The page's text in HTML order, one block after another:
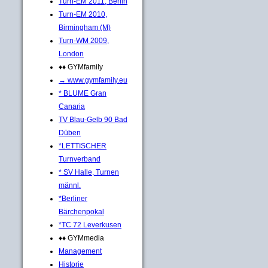
Turn-EM 2010,
Birmingham (M)
Turn-WM 2009,
London
♦♦ GYMfamily
→ www.gymfamily.eu
* BLUME Gran
Canaria
TV Blau-Gelb 90 Bad
Düben
*LETTISCHER
Turnverband
* SV Halle, Turnen
männl.
*Berliner
Bärchenpokal
*TC 72 Leverkusen
♦♦ GYMmedia
Management
Historie